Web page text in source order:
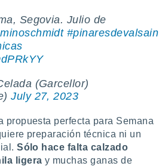
Segovia. Julio de
#pinaresdevalsain
(Garcellor)
July 27, 2023
propuesta perfecta para Semana
preparación técnica ni un
Sólo hace falta calzado
ligera y muchas ganas de